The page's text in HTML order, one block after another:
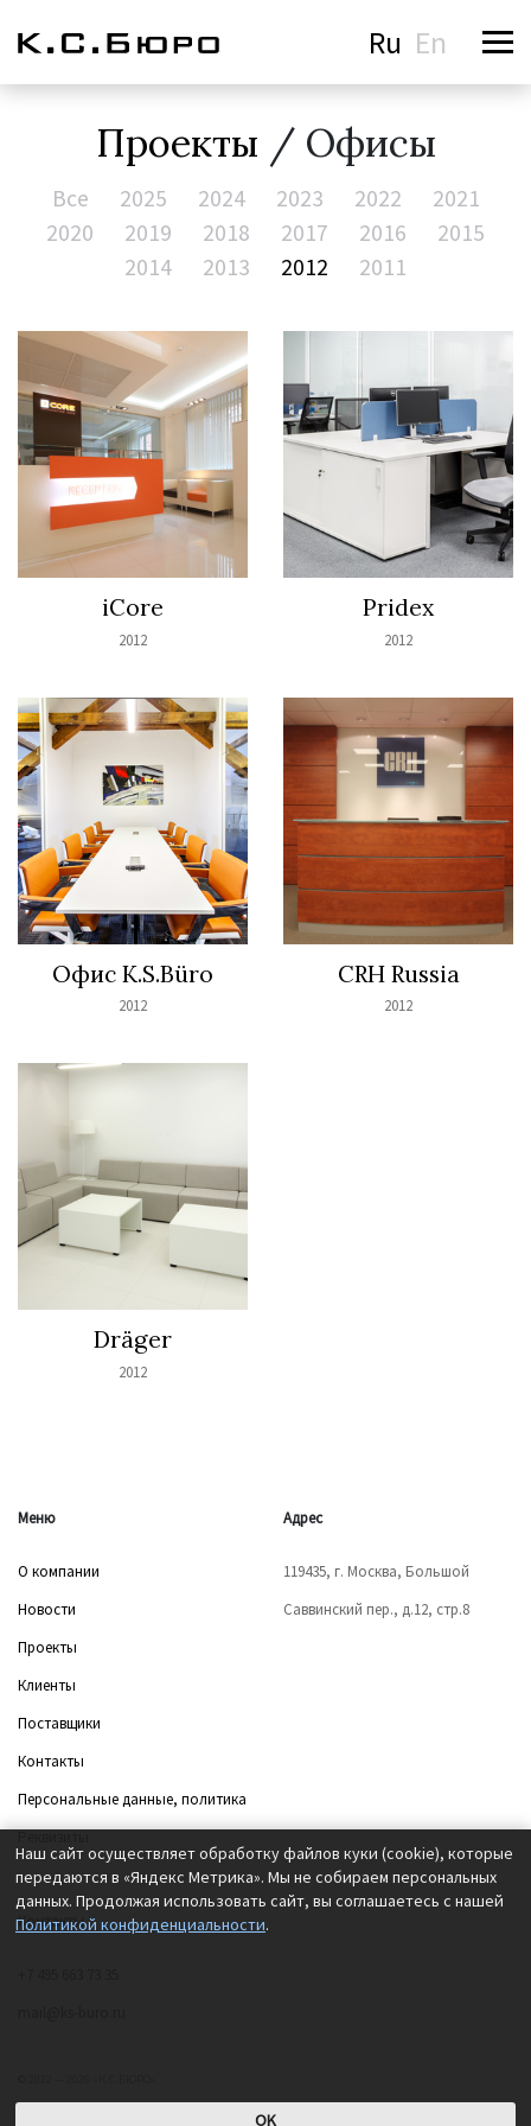
Ru En
Проекты / Офисы
Все 2025 2024 2023 2022
2021
2020
2019 2018 2017 2016
2015
2014
2013 2012 2011
iCore
2012
Pridex
2012
Офис K.S.Büro
2012
CRH Russia
2012
Dräger
2012
Меню
О компании
Новости
Проекты
Клиенты
Поставщики
Контакты
Персональные данные, политика
Адрес
119435, г. Москва, Большой
Саввинский пер., д.12, стр.8
Контакты
Наш сайт осуществляет обработку файлов куки (cookie), которые
передаются в «Яндекс Метрика». Мы не собираем персональных
данных. Продолжая использовать сайт, вы соглашаетесь с нашей
Политикой конфиденциальности.
OK